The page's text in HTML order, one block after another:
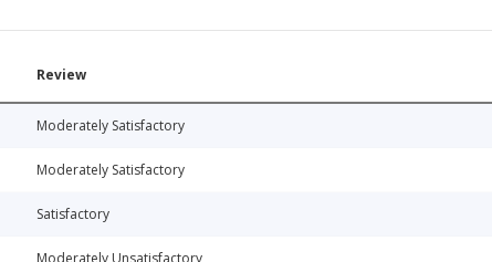
Review
Moderately Satisfactory
Moderately Satisfactory
Satisfactory
Moderately Unsatisfactory